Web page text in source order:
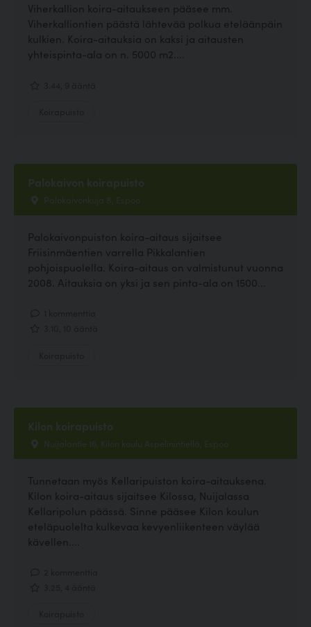
Viherkallion koira-aitaukseen pääsee mm.
Viherkalliontien päästä lähtevää polkua eteläänpäin
kulkien. Koira-aitauksia on kaksi ja aitausten
yhteispinta-ala on n. 5000 m2....
Palokaivon koirapuisto
Palokaivonkuja 8, Espoo
Palokaivonpuiston koira-aitaus sijaitsee
Friisinmäentien varrella Pikkalantien
pohjoispuolella. Koira-aitaus on valmistunut vuonna
2008. Aitauksia on yksi ja sen pinta-ala on 1500...
Kilon koirapuisto
Nuijalantie 16, Kilon koulu Aspelinintiellä, Espoo
Tunnetaan myös Kellaripuiston koira-aitauksena.
Kilon koira-aitaus sijaitsee Kilossa, Nuijalassa
Kellaripolun päässä. Sinne pääsee Kilon koulun
eteläpuolelta kulkevaa kevyenliikenteen väylää
kävellen....